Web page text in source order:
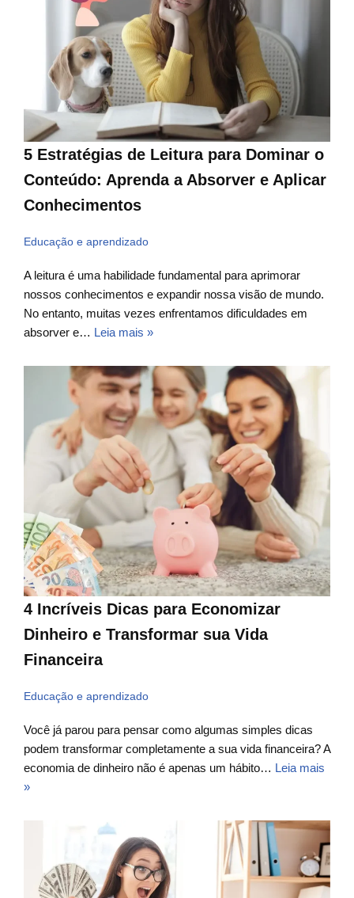
5 Estratégias de Leitura para Dominar o
Conteúdo: Aprenda a Absorver e Aplicar
Conhecimentos
Educação e aprendizado
A leitura é uma habilidade fundamental para aprimorar
nossos conhecimentos e expandir nossa visão de mundo.
No entanto, muitas vezes enfrentamos dificuldades em
absorver e… Leia mais »
4 Incríveis Dicas para Economizar
Dinheiro e Transformar sua Vida
Financeira
Educação e aprendizado
Você já parou para pensar como algumas simples dicas
podem transformar completamente a sua vida financeira? A
economia de dinheiro não é apenas um hábito… Leia mais
»